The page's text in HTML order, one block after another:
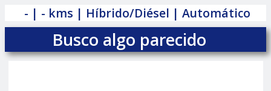
- | - kms | Híbrido/Diésel | Automático
Busco algo parecido